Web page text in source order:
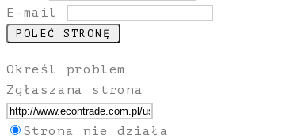
E-mail
Określ problem
Zgłaszana strona
Strona nie działa